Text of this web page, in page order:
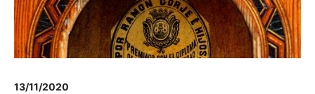
13/11/2020